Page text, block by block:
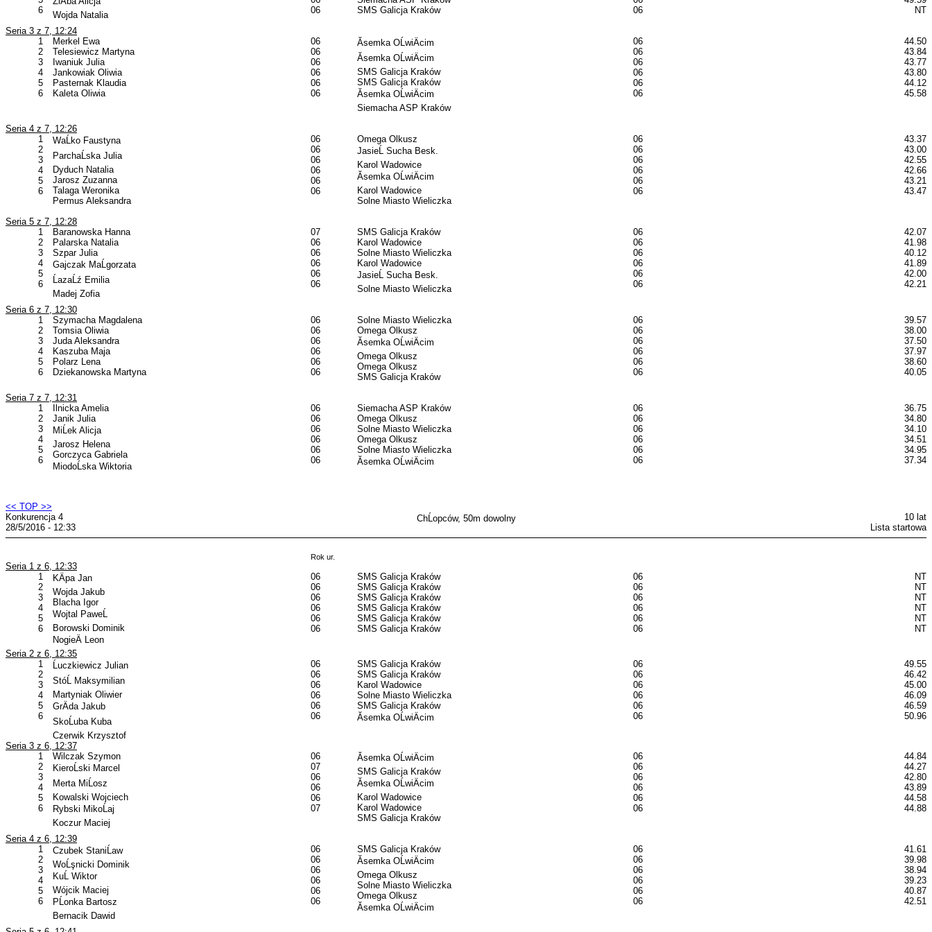
6
Wojda Natalia
06
SMS Galicja Kraków
06
NT
Seria 3 z 7, 12:24
1
2
3
4
5
6
Merkel Ewa
Telesiewicz Martyna
Iwaniuk Julia
Jankowiak Oliwia
Pasternak Klaudia
Kaleta Oliwia
06
06
06
06
06
06
Ăsemka OĹwiÄcim
Ăsemka OĹwiÄcim
SMS Galicja Kraków
SMS Galicja Kraków
Ăsemka OĹwiÄcim
Siemacha ASP Kraków
06
06
06
06
06
06
44.50
43.84
43.77
43.80
44.12
45.58
Seria 4 z 7, 12:26
1
2
3
4
5
6
WaĹko Faustyna
ParchaĹska Julia
Dyduch Natalia
Jarosz Zuzanna
Talaga Weronika
Permus Aleksandra
06
06
06
06
06
06
Omega Olkusz
JasieĹ Sucha Besk.
Karol Wadowice
Ăsemka OĹwiÄcim
Karol Wadowice
Solne Miasto Wieliczka
06
06
06
06
06
06
43.37
43.00
42.55
42.66
43.21
43.47
Seria 5 z 7, 12:28
1
2
3
4
5
6
Baranowska Hanna
Palarska Natalia
Szpar Julia
Gajczak MaĹgorzata
ĹazaĹź Emilia
Madej Zofia
07
06
06
06
06
06
SMS Galicja Kraków
Karol Wadowice
Solne Miasto Wieliczka
Karol Wadowice
JasieĹ Sucha Besk.
Solne Miasto Wieliczka
06
06
06
06
06
06
42.07
41.98
40.12
41.89
42.00
42.21
Seria 6 z 7, 12:30
1
2
3
4
5
6
Szymacha Magdalena
Tomsia Oliwia
Juda Aleksandra
Kaszuba Maja
Polarz Lena
Dziekanowska Martyna
06
06
06
06
06
06
Solne Miasto Wieliczka
Omega Olkusz
Ăsemka OĹwiÄcim
Omega Olkusz
Omega Olkusz
SMS Galicja Kraków
06
06
06
06
06
06
39.57
38.00
37.50
37.97
38.60
40.05
Seria 7 z 7, 12:31
1
2
3
4
5
6
Ilnicka Amelia
Janik Julia
MiĹek Alicja
Jarosz Helena
Gorczyca Gabriela
MiodoĹska Wiktoria
06
06
06
06
06
06
Siemacha ASP Kraków
Omega Olkusz
Solne Miasto Wieliczka
Omega Olkusz
Solne Miasto Wieliczka
Ăsemka OĹwiÄcim
06
06
06
06
06
06
36.75
34.80
34.10
34.51
34.95
37.34
<< TOP >>
Konkurencja 4
28/5/2016 - 12:33
ChĹopców, 50m dowolny
10 lat
Lista startowa
Rok ur.
Seria 1 z 6, 12:33
1
2
3
4
5
6
KÄpa Jan
Wojda Jakub
Blacha Igor
Wojtal PaweĹ
Borowski Dominik
NogieÄ Leon
06
06
06
06
06
06
SMS Galicja Kraków
SMS Galicja Kraków
SMS Galicja Kraków
SMS Galicja Kraków
SMS Galicja Kraków
SMS Galicja Kraków
06
06
06
06
06
06
NT
NT
NT
NT
NT
NT
Seria 2 z 6, 12:35
1
2
3
4
5
6
Ĺuczkiewicz Julian
StóĹ Maksymilian
Martyniak Oliwier
GrÄda Jakub
SkoĹuba Kuba
Czerwik Krzysztof
06
06
06
06
06
06
SMS Galicja Kraków
SMS Galicja Kraków
Karol Wadowice
Solne Miasto Wieliczka
SMS Galicja Kraków
Ăsemka OĹwiÄcim
06
06
06
06
06
06
49.55
46.42
45.00
46.09
46.59
50.96
Seria 3 z 6, 12:37
1
2
3
4
5
6
Wilczak Szymon
KieroĹski Marcel
Merta MiĹosz
Kowalski Wojciech
Rybski MikoĹaj
Koczur Maciej
06
07
06
06
06
07
Ăsemka OĹwiÄcim
SMS Galicja Kraków
Ăsemka OĹwiÄcim
Karol Wadowice
Karol Wadowice
SMS Galicja Kraków
06
06
06
06
06
06
44.84
44.27
42.80
43.89
44.58
44.88
Seria 4 z 6, 12:39
1
2
3
4
5
6
Czubek StaniĹaw
WoĹşnicki Dominik
KuĹ Wiktor
Wójcik Maciej
PĹonka Bartosz
Bernacik Dawid
06
06
06
06
06
06
SMS Galicja Kraków
Ăsemka OĹwiÄcim
Omega Olkusz
Solne Miasto Wieliczka
Omega Olkusz
Ăsemka OĹwiÄcim
06
06
06
06
06
06
41.61
39.98
38.94
39.23
40.87
42.51